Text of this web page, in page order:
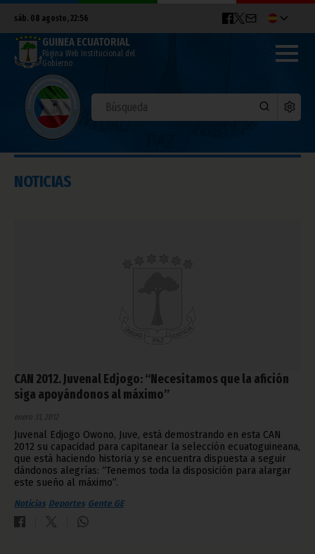
sáb. 08 agosto, 22:56
GUINEA ECUATORIAL
Página Web Institucional del
Gobierno
NOTICIAS
CAN 2012. Juvenal Edjogo: “Necesitamos que la afición
siga apoyándonos al máximo”
enero 31, 2012
Juvenal Edjogo Owono, Juve, está demostrando en esta CAN
2012 su capacidad para capitanear la selección ecuatoguineana,
que está haciendo historia y se encuentra dispuesta a seguir
dándonos alegrías: “Tenemos toda la disposición para alargar
este sueño al máximo”.
Noticias Deportes Gente GE